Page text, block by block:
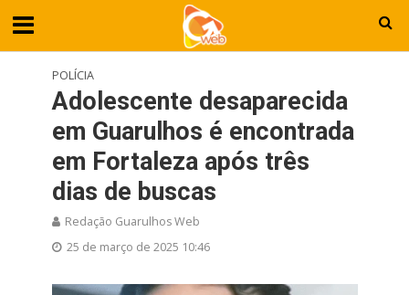
POLÍCIA
Adolescente desaparecida
em Guarulhos é encontrada
em Fortaleza após três
dias de buscas
Redação Guarulhos Web
25 de março de 2025 10:46